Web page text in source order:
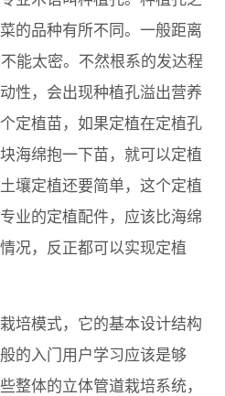
的品种有所不同。一般距离
能太密。不然根系的发达程
性，会出现种植孔溢出营养
定植苗，如果定植在定植孔
海绵抱一下苗，就可以定植
壤定植还要简单，这个定植
业的定植配件，应该比海绵
况，反正都可以实现定植
培模式，它的基本设计结构
的入门用户学习应该是够
整体的立体管道栽培系统，